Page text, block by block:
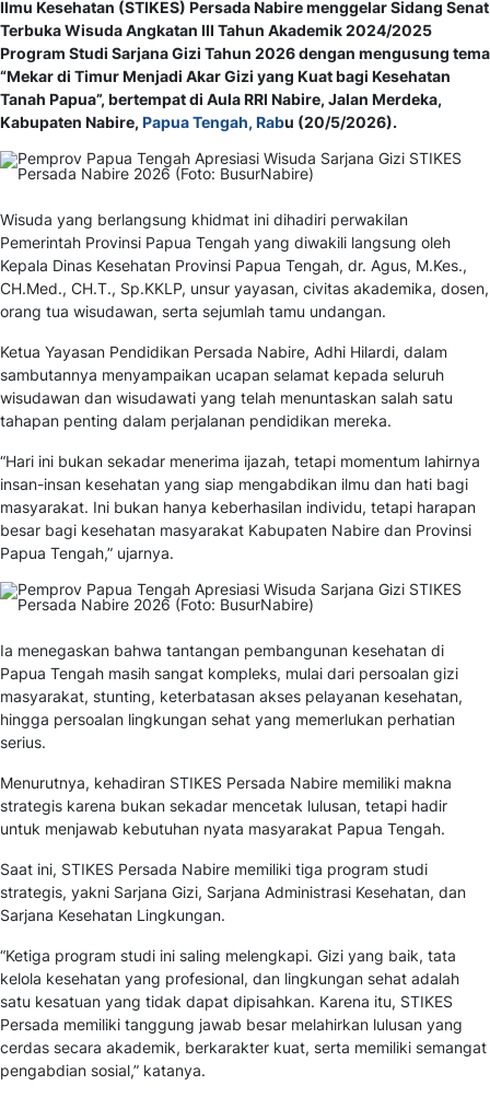
Ilmu Kesehatan (STIKES) Persada Nabire menggelar Sidang Senat
Terbuka Wisuda Angkatan III Tahun Akademik 2024/2025
Program Studi Sarjana Gizi Tahun 2026 dengan mengusung tema
“Mekar di Timur Menjadi Akar Gizi yang Kuat bagi Kesehatan
Tanah Papua”, bertempat di Aula RRI Nabire, Jalan Merdeka,
Kabupaten Nabire, Papua Tengah, Rabu (20/5/2026).
Wisuda yang berlangsung khidmat ini dihadiri perwakilan
Pemerintah Provinsi Papua Tengah yang diwakili langsung oleh
Kepala Dinas Kesehatan Provinsi Papua Tengah, dr. Agus, M.Kes.,
CH.Med., CH.T., Sp.KKLP, unsur yayasan, civitas akademika, dosen,
orang tua wisudawan, serta sejumlah tamu undangan.
Ketua Yayasan Pendidikan Persada Nabire, Adhi Hilardi, dalam
sambutannya menyampaikan ucapan selamat kepada seluruh
wisudawan dan wisudawati yang telah menuntaskan salah satu
tahapan penting dalam perjalanan pendidikan mereka.
“Hari ini bukan sekadar menerima ijazah, tetapi momentum lahirnya
insan-insan kesehatan yang siap mengabdikan ilmu dan hati bagi
masyarakat. Ini bukan hanya keberhasilan individu, tetapi harapan
besar bagi kesehatan masyarakat Kabupaten Nabire dan Provinsi
Papua Tengah,” ujarnya.
Ia menegaskan bahwa tantangan pembangunan kesehatan di
Papua Tengah masih sangat kompleks, mulai dari persoalan gizi
masyarakat, stunting, keterbatasan akses pelayanan kesehatan,
hingga persoalan lingkungan sehat yang memerlukan perhatian
serius.
Menurutnya, kehadiran STIKES Persada Nabire memiliki makna
strategis karena bukan sekadar mencetak lulusan, tetapi hadir
untuk menjawab kebutuhan nyata masyarakat Papua Tengah.
Saat ini, STIKES Persada Nabire memiliki tiga program studi
strategis, yakni Sarjana Gizi, Sarjana Administrasi Kesehatan, dan
Sarjana Kesehatan Lingkungan.
“Ketiga program studi ini saling melengkapi. Gizi yang baik, tata
kelola kesehatan yang profesional, dan lingkungan sehat adalah
satu kesatuan yang tidak dapat dipisahkan. Karena itu, STIKES
Persada memiliki tanggung jawab besar melahirkan lulusan yang
cerdas secara akademik, berkarakter kuat, serta memiliki semangat
pengabdian sosial,” katanya.